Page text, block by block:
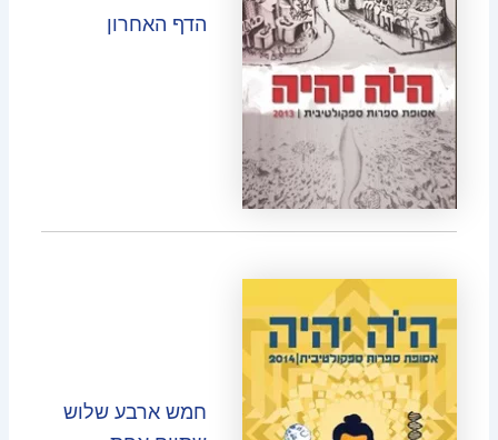
הדף האחרון
חמש ארבע שלוש